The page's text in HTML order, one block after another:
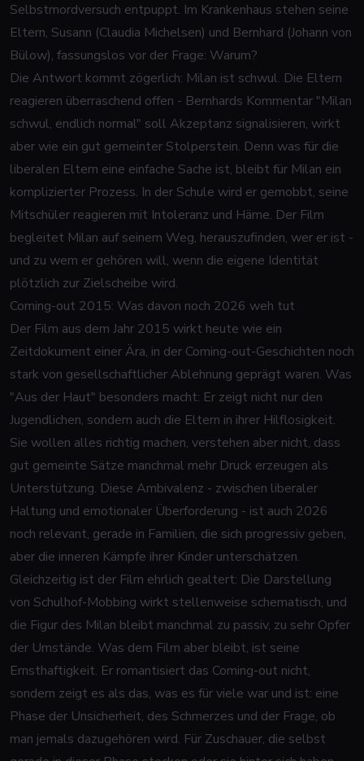
Selbstmordversuch entpuppt. Im Krankenhaus stehen seine
Eltern, Susann (Claudia Michelsen) und Bernhard (Johann von
Bülow), fassungslos vor der Frage: Warum?
Die Antwort kommt zögerlich: Milan ist schwul. Die Eltern
reagieren überraschend offen - Bernhards Kommentar "Milan
schwul, endlich normal" soll Akzeptanz signalisieren, wirkt
aber wie ein gut gemeinter Stolperstein. Denn was für die
liberalen Eltern eine einfache Sache ist, bleibt für Milan ein
komplizierter Prozess. In der Schule wird er gemobbt, seine
Mitschüler reagieren mit Intoleranz und Häme. Der Film
begleitet Milan auf seinem Weg, herauszufinden, wer er ist -
und zu wem er gehören will, wenn die eigene Identität
plötzlich zur Zielscheibe wird.
Coming-out 2015: Was davon noch 2026 weh tut
Der Film aus dem Jahr 2015 wirkt heute wie ein
Zeitdokument einer Ära, in der Coming-out-Geschichten noch
stark von gesellschaftlicher Ablehnung geprägt waren. Was
"Aus der Haut" besonders macht: Er zeigt nicht nur den
Jugendlichen, sondern auch die Eltern in ihrer Hilflosigkeit.
Sie wollen alles richtig machen, verstehen aber nicht, dass
gut gemeinte Sätze manchmal mehr Druck erzeugen als
Unterstützung. Diese Ambivalenz - zwischen liberaler
Haltung und emotionaler Überforderung - ist auch 2026
noch relevant, gerade in Familien, die sich progressiv geben,
aber die inneren Kämpfe ihrer Kinder unterschätzen.
Gleichzeitig ist der Film ehrlich gealtert: Die Darstellung
von Schulhof-Mobbing wirkt stellenweise schematisch, und
die Figur des Milan bleibt manchmal zu passiv, zu sehr Opfer
der Umstände. Was dem Film aber bleibt, ist seine
Ernsthaftigkeit. Er romantisiert das Coming-out nicht,
sondern zeigt es als das, was es für viele war und ist: eine
Phase der Unsicherheit, des Schmerzes und der Frage, ob
man jemals dazugehören wird. Für Zuschauer, die selbst